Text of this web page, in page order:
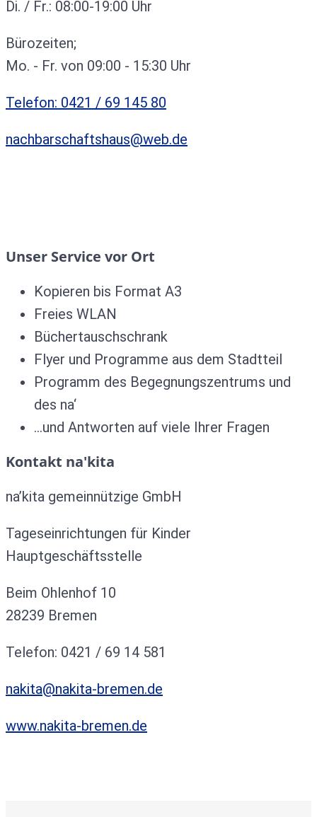
Di. / Fr.: 08:00-19:00 Uhr
Bürozeiten;
Mo. - Fr. von 09:00 - 15:30 Uhr
Telefon: 0421 / 69 145 80
nachbarschaftshaus@web.de
Unser Service vor Ort
Kopieren bis Format A3
Freies WLAN
Büchertauschschrank
Flyer und Programme aus dem Stadtteil
Programm des Begegnungszentrums und
des na‘
…und Antworten auf viele Ihrer Fragen
Kontakt na'kita
na’kita gemeinnützige GmbH
Tageseinrichtungen für Kinder
Hauptgeschäftsstelle
Beim Ohlenhof 10
28239 Bremen
Telefon: 0421 / 69 14 581
nakita@nakita-bremen.de
www.nakita-bremen.de